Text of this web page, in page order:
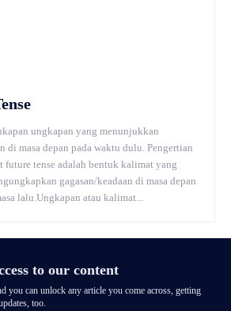
ungkapan yang menunjukkan
di masa depan pada waktu dulu. Pengertian
future tense adalah bentuk kalimat yang
gagasan/keadaan di masa depan
lalu.Ungkapan atau kalimat...
to our content
you can unlock any article you come across, getting
too.